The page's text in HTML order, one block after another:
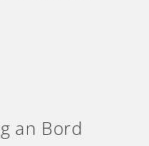
an Bord